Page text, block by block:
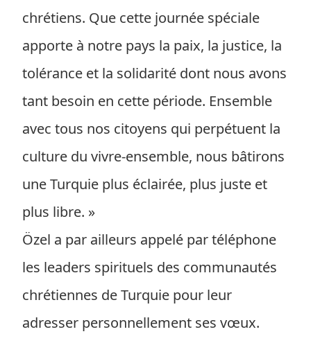
chrétiens. Que cette journée spéciale
apporte à notre pays la paix, la justice, la
tolérance et la solidarité dont nous avons
tant besoin en cette période. Ensemble
avec tous nos citoyens qui perpétuent la
culture du vivre-ensemble, nous bâtirons
une Turquie plus éclairée, plus juste et
plus libre. »
Özel a par ailleurs appelé par téléphone
les leaders spirituels des communautés
chrétiennes de Turquie pour leur
adresser personnellement ses vœux.